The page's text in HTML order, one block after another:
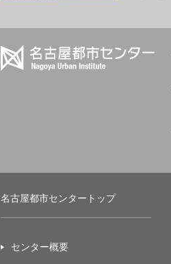
名古屋都市センタートップ
センター概要